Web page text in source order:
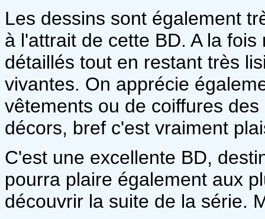
Les dessins sont également
à l'attrait de cette BD. A la
détaillés tout en restant très
vivantes. On apprécie
vêtements ou de coiffures
décors, bref c'est vraiment
C'est une excellente BD,
pourra plaire également aux
découvrir la suite de la série.